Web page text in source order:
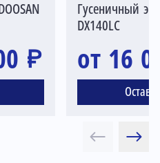
₽
Гусеничный
DX140LC
от 16